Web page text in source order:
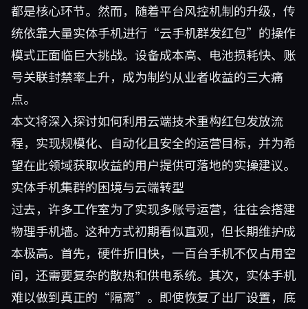
都是核心环节。然而，随着平台风控机制的升级，传
统依靠大量实体手机进行“云手机群发红包”的操作
模式正面临巨大挑战。设备成本高、电池损耗快、账
号关联封禁率上升，成为制约从业者收益的三大痛
点。
本文将深入探讨如何利用云端技术重构红包发放流
程，实现规模化、自动化且安全的运营目标，并为希
望在此领域获取收益的用户提供可落地的实操建议。
实体手机集群的困境与云端转型
过去，许多工作室为了实现多账号运营，往往会搭建
物理手机墙。这种方式初期看似直观，但长期维护成
本极高。首先，硬件折旧快，一百台手机不仅占用空
间，还需要复杂的散热和供电系统。其次，实体手机
难以做到真正的“隔离”。即使恢复了出厂设置，底